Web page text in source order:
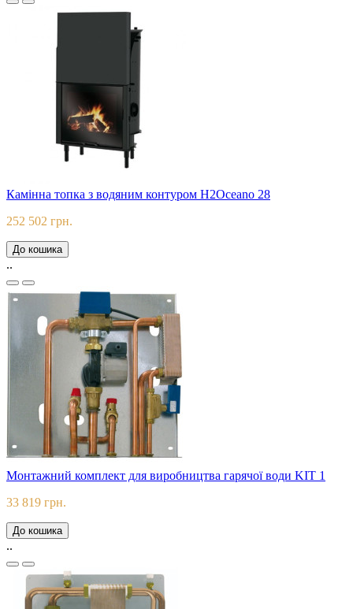
Камінна топка з водяним контуром H2Oceano 28
252 502 грн.
До кошика
..
Монтажний комплект для виробництва гарячої води KIT 1
33 819 грн.
До кошика
..